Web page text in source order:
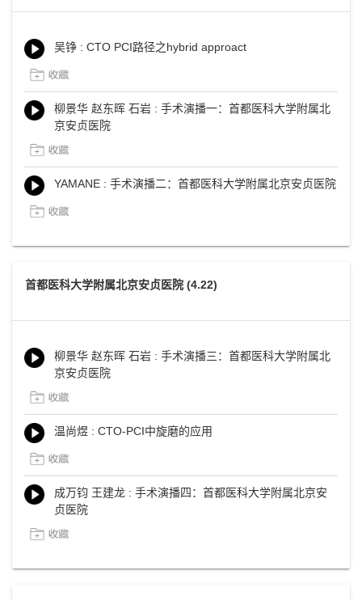
吴铮 : CTO PCI路径之hybrid approact
柳景华 赵东晖 石岩 : 手术演播一：首都医科大学附属北
京安贞医院
YAMANE : 手术演播二：首都医科大学附属北京安贞医院
首都医科大学附属北京安贞医院 (4.22)
柳景华 赵东晖 石岩 : 手术演播三：首都医科大学附属北
京安贞医院
温尚煜 : CTO-PCI中旋磨的应用
成万钧 王建龙 : 手术演播四：首都医科大学附属北京安
贞医院